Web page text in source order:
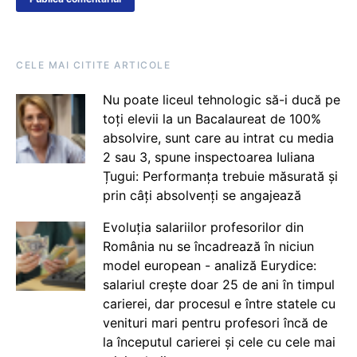
CELE MAI CITITE ARTICOLE
Nu poate liceul tehnologic să-i ducă pe
toți elevii la un Bacalaureat de 100%
absolvire, sunt care au intrat cu media
2 sau 3, spune inspectoarea Iuliana
Țugui: Performanța trebuie măsurată și
prin câți absolvenți se angajează
Evoluția salariilor profesorilor din
România nu se încadrează în niciun
model european - analiză Eurydice:
salariul crește doar 25 de ani în timpul
carierei, dar procesul e între statele cu
venituri mari pentru profesori încă de
la începutul carierei și cele cu cele mai